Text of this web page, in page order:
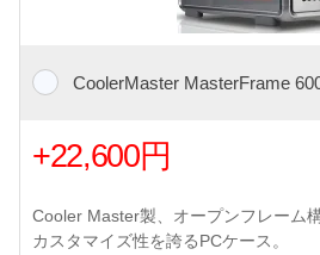
CoolerMaster MasterFrame
+22,600円
Cooler Master製、オープンフレーム
カスタマイズ性を誇るPCケース。